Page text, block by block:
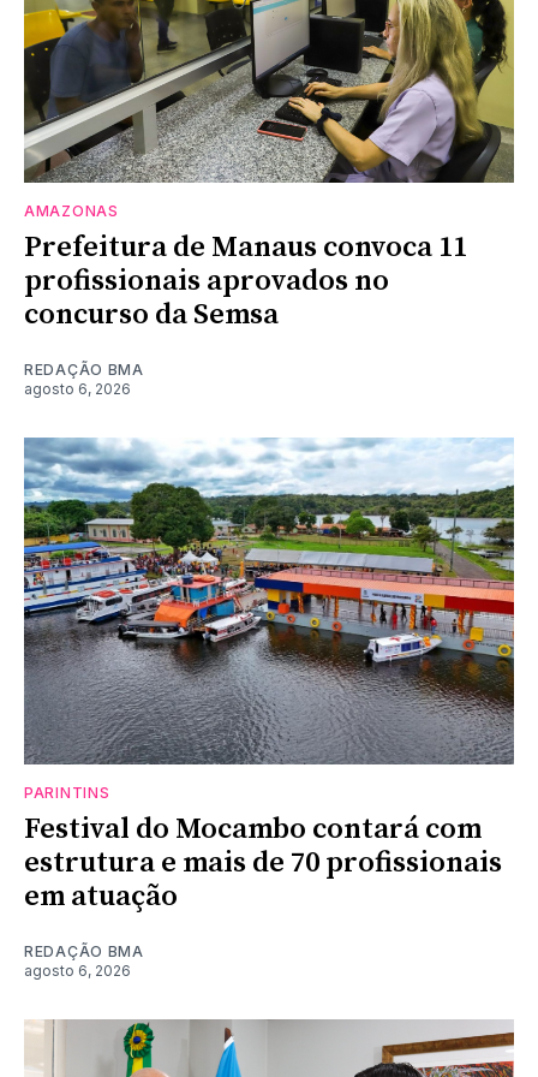
AMAZONAS
Prefeitura de Manaus convoca 11
profissionais aprovados no
concurso da Semsa
REDAÇÃO BMA
agosto 6, 2026
PARINTINS
Festival do Mocambo contará com
estrutura e mais de 70 profissionais
em atuação
REDAÇÃO BMA
agosto 6, 2026